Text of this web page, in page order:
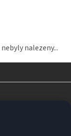
nebyly nalezeny...